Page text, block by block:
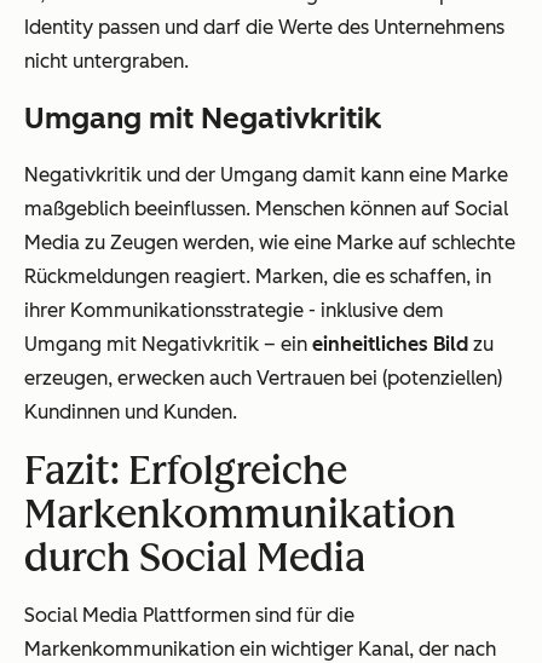
Identity passen und darf die Werte des Unternehmens
nicht untergraben.
Umgang mit Negativkritik
Negativkritik und der Umgang damit kann eine Marke
maßgeblich beeinflussen. Menschen können auf Social
Media zu Zeugen werden, wie eine Marke auf schlechte
Rückmeldungen reagiert. Marken, die es schaffen, in
ihrer Kommunikationsstrategie - inklusive dem
Umgang mit Negativkritik – ein einheitliches Bild zu
erzeugen, erwecken auch Vertrauen bei (potenziellen)
Kundinnen und Kunden.
Fazit: Erfolgreiche
Markenkommunikation
durch Social Media
Social Media Plattformen sind für die
Markenkommunikation ein wichtiger Kanal, der nach